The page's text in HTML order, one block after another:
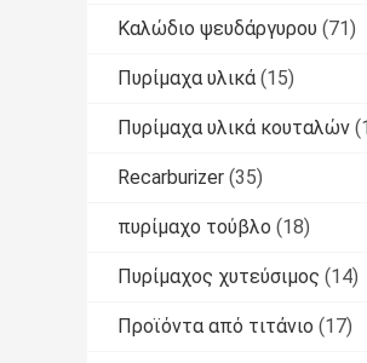
Καλώδιο ψευδάργυρου (71)
Πυρίμαχα υλικά (15)
Πυρίμαχα υλικά κουταλών
Recarburizer (35)
πυρίμαχο τούβλο (18)
Πυρίμαχος χυτεύσιμος (14)
Προϊόντα από τιτάνιο (17)